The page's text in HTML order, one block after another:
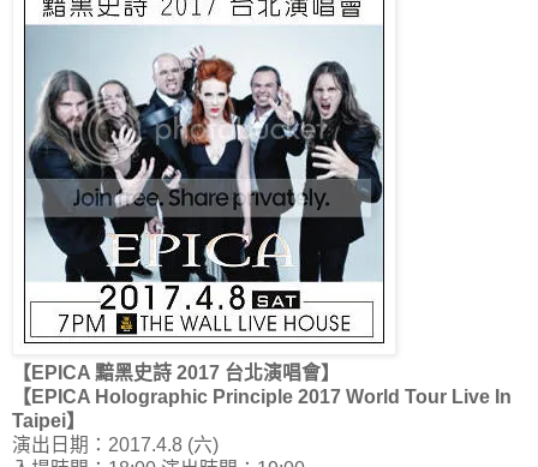
【EPICA 黯黑史詩 2017 台北演唱會】
【EPICA Holographic Principle 2017 World Tour Live In
Taipei】
演出日期：2017.4.8 (六)